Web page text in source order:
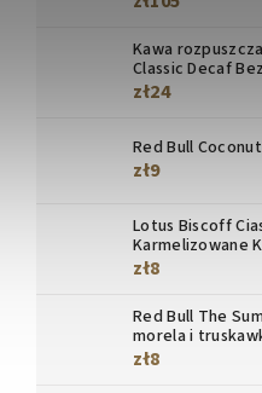
Kawa
Classic Decaf
zł24
Red Bull
zł9
Lotus Biscoff
Karmelizowane
zł8
Red Bull The
morela i
zł8